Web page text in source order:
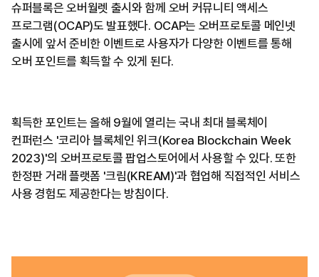
슈퍼블록은 오버월렛 출시와 함께 오버 커뮤니티 액세스
프로그램(OCAP)도 발표했다. OCAP는 오버프로토콜 메인넷
출시에 앞서 준비한 이벤트로 사용자가 다양한 이벤트를 통해
오버 포인트를 획득할 수 있게 된다.
획득한 포인트는 올해 9월에 열리는 국내 최대 블록체이
컨퍼런스 '코리아 블록체인 위크(Korea Blockchain Week
2023)'의 오버프로토콜 팝업스토어에서 사용할 수 있다. 또한
한정판 거래 플랫폼 '크림(KREAM)'과 협업해 직접적인 서비스
사용 경험도 제공한다는 방침이다.